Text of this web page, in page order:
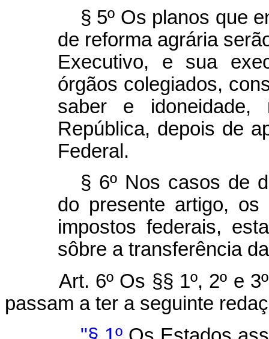
§ 5º Os planos que
de reforma agrária
Executivo, e sua
órgãos colegiados,
saber e idoneidade,
República, depois de
Federal.
§ 6º Nos casos de
do presente artigo, os
impostos federais,
sôbre a transferência
Art. 6º Os §§ 1º, 2º e
passam a ter a seguinte